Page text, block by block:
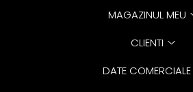
MAGAZINUL MEU
CLIENTI
DATE COMERCIALE